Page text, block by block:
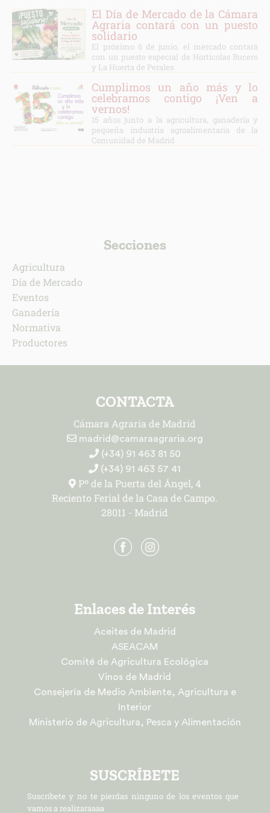
El Día de Mercado de la Cámara
Agraria contará con un puesto
solidario
El próximo 6 de junio, el mercado contará
con un puesto especial de Hortícolas Bucero
y La Huerta de Perales
Cumplimos un año más y lo
celebramos contigo ¡Ven a
vernos!
15 años junto a la agricultura, ganadería y
pequeña industria agroalimentaria de la
Comunidad de Madrid
Secciones
Agricultura
Día de Mercado
Eventos
Ganadería
Normativa
Productores
CONTACTA
Cámara Agraria de Madrid
madrid@camaraagraria.org
(+34) 91 463 81 50
(+34) 91 463 57 41
Pº de la Puerta del Ángel, 4
Reciento Ferial de la Casa de Campo.
28011 - Madrid
Enlaces de Interés
Aceites de Madrid
ASEACAM
Comité de Agricultura Ecológica
Vinos de Madrid
Consejería de Medio Ambiente, Agricultura e
Interior
Ministerio de Agricultura, Pesca y Alimentación
SUSCRÍBETE
Suscríbete y no te pierdas ninguno de los eventos que
vamos a realizaraaaa